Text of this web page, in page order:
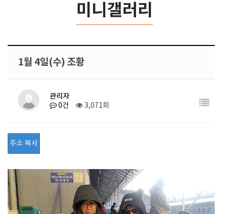
미니갤러리
1월 4일(수) 조황
관리자
0건 3,071회
주소 복사